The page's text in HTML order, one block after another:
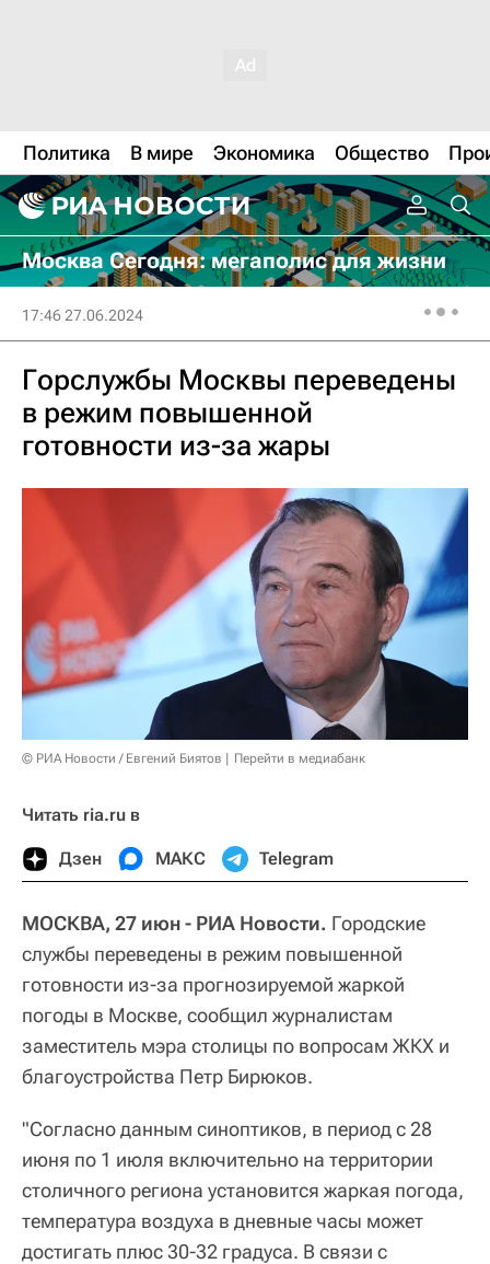
Политика В мире Экономика Общество
Москва Сегодня: мегаполис для жизни
17:46 27.06.2024
Горслужбы Москвы переведены
в режим повышенной
готовности из-за жары
© РИА Новости / Евгений Биятов Перейти в медиабанк
Читать ria.ru в
Дзен МАКС Telegram
МОСКВА, 27 июн - РИА Новости. Городские
службы переведены в режим повышенной
готовности из-за прогнозируемой жаркой
погоды в Москве, сообщил журналистам
заместитель мэра столицы по вопросам ЖКХ и
благоустройства Петр Бирюков.
"Согласно данным синоптиков, в период с 28
июня по 1 июля включительно на территории
столичного региона установится жаркая погода,
температура воздуха в дневные часы может
достигать плюс 30-32 градуса. В связи с